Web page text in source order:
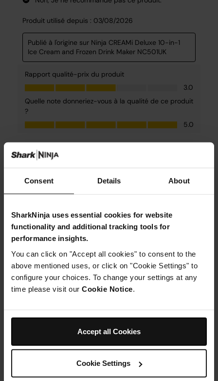
Consent Details About
SharkNinja uses essential cookies for website
functionality and additional tracking tools for
performance insights.
You can click on "Accept all cookies" to consent to the
above mentioned uses, or click on "Cookie Settings" to
configure your choices. To change your settings at any
time please visit our Cookie Notice
Accept all Cookies
Cookie Settings